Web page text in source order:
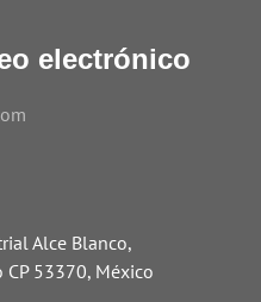
electrónico
Alce Blanco,
53370, México